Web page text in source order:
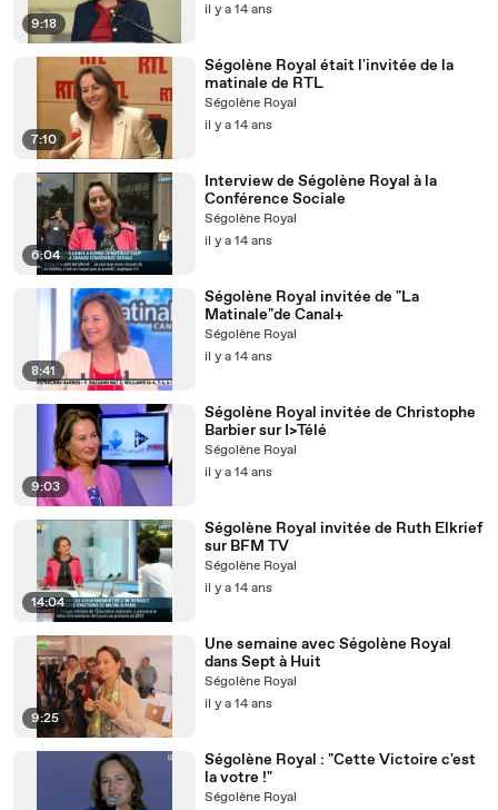
9:18
il y a 14 ans
7:10
Ségolène Royal était l'invitée de la
matinale de RTL
Ségolène Royal
il y a 14 ans
6:04
Interview de Ségolène Royal à la
Conférence Sociale
Ségolène Royal
il y a 14 ans
8:41
Ségolène Royal invitée de "La
Matinale"de Canal+
Ségolène Royal
il y a 14 ans
9:03
Ségolène Royal invitée de Christophe
Barbier sur I>Télé
Ségolène Royal
il y a 14 ans
14:04
Ségolène Royal invitée de Ruth Elkrief
sur BFM TV
Ségolène Royal
il y a 14 ans
9:25
Une semaine avec Ségolène Royal
dans Sept à Huit
Ségolène Royal
il y a 14 ans
Ségolène Royal : "Cette Victoire c'est
la votre !"
Ségolène Royal